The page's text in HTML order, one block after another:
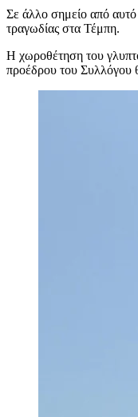
Σε άλλο σημείο από αυτό
τραγωδίας στα Τέμπη.
Η χωροθέτηση του
προέδρου του Συλλόγου